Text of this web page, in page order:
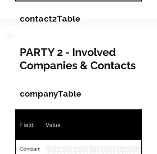
contact2Table
Field Value
Name
Position
Phone NA
Email
Links
PARTY 2 - Involved
Companies & Contacts
companyTable
Field Value
Company